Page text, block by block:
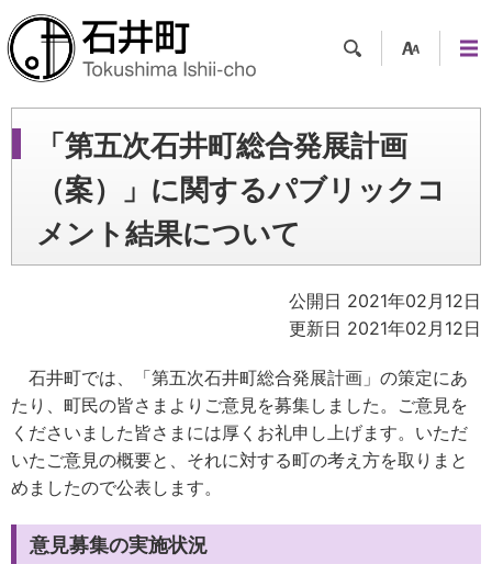
ツー
ル
ュー
「第五次石井町総合発展計画
（案）」に関するパブリックコ
メント結果について
公開日 2021年02月12日
更新日 2021年02月12日
石井町では、「第五次石井町総合発展計画」の策定にあ
たり、町民の皆さまよりご意見を募集しました。ご意見を
くださいました皆さまには厚くお礼申し上げます。いただ
いたご意見の概要と、それに対する町の考え方を取りまと
めましたので公表します。
意見募集の実施状況